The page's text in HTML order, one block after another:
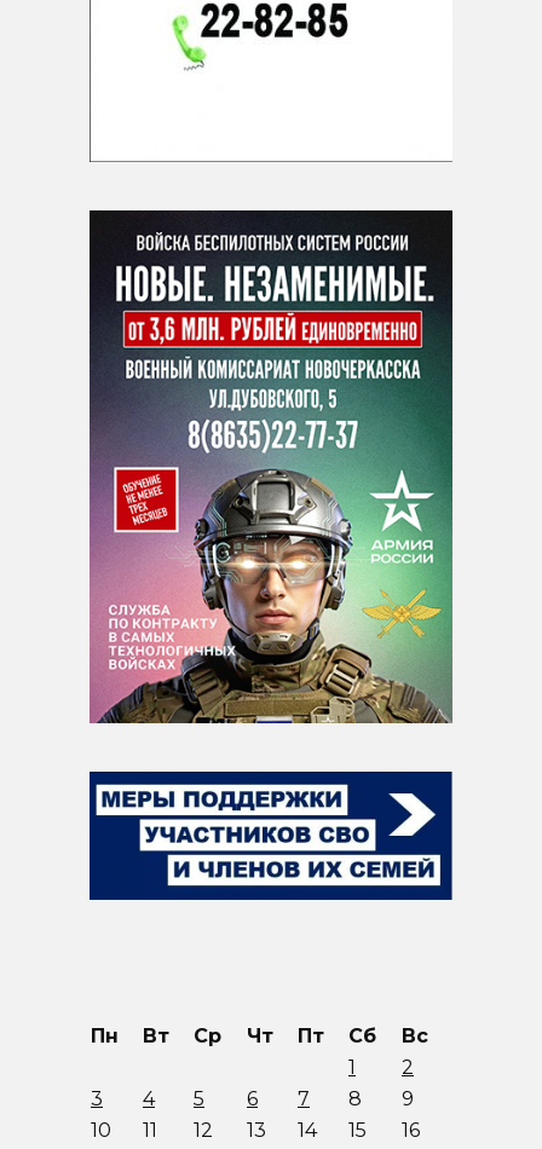
Пн Вт Ср Чт Пт Сб
Вс
1
2
3
4 5 6 7 8
9
10
11 12 13 14 15
16